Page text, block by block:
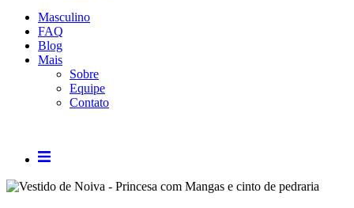
Masculino
FAQ
Blog
Mais
Sobre
Equipe
Contato